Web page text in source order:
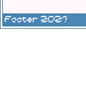
Footer 2021